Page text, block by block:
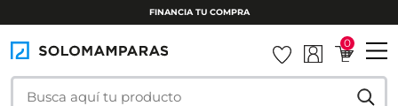
INSTALAMOS TU MAMPARA
0